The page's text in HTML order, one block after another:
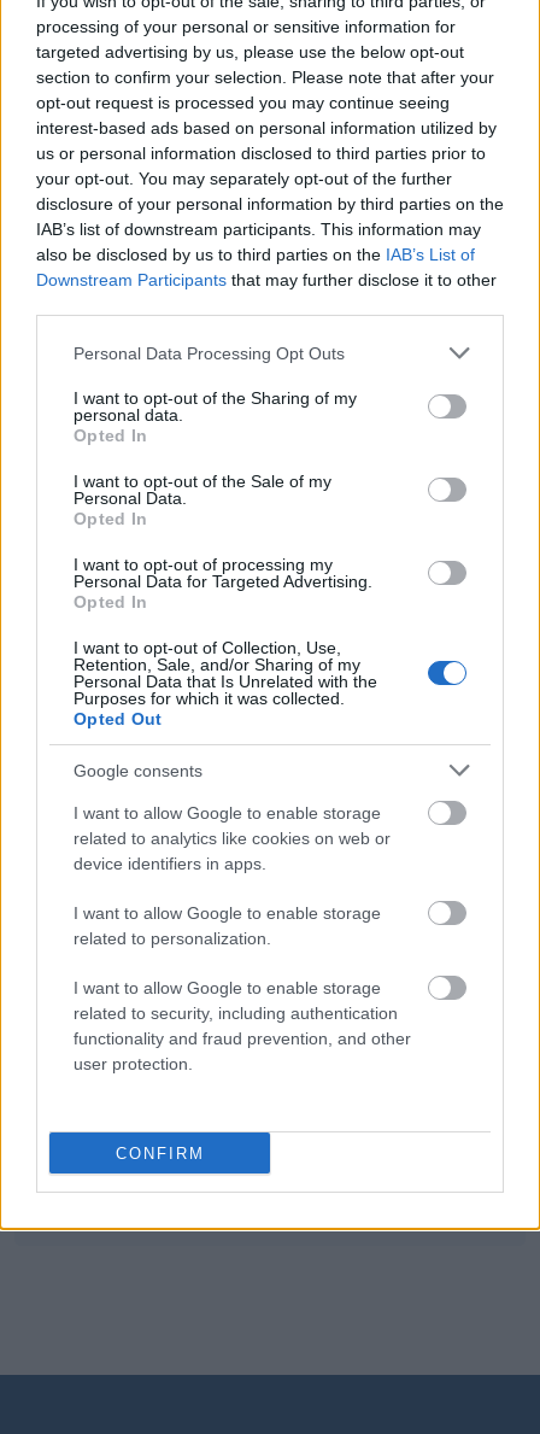
processing of your personal or sensitive information for
targeted advertising by us, please use the below opt-out
section to confirm your selection. Please note that after your
opt-out request is processed you may continue seeing
interest-based ads based on personal information utilized by
us or personal information disclosed to third parties prior to
your opt-out. You may separately opt-out of the further
disclosure of your personal information by third parties on the
IAB’s list of downstream participants. This information may
also be disclosed by us to third parties on the IAB’s List of
Downstream Participants that may further disclose it to other
Please note that this website/app uses one or more Google
not limited to your visit or usage behaviour. You may click to
grant or deny consent to Google and its third-party tags to
use your data for below specified purposes in below Google
consent section.
Personal Data Processing Opt Outs
I want to opt-out of the Sharing of my
personal data.
Opted In
I want to opt-out of the Sale of my
Personal Data.
Opted In
I want to opt-out of processing my
Personal Data for Targeted Advertising.
Opted In
I want to opt-out of Collection, Use,
Retention, Sale, and/or Sharing of my
Personal Data that Is Unrelated with the
Purposes for which it was collected.
Opted Out
Google consents
I want to allow Google to enable storage
related to analytics like cookies on web or
device identifiers in apps.
I want to allow Google to enable storage
related to personalization.
I want to allow Google to enable storage
related to security, including authentication
functionality and fraud prevention, and other
user protection.
CONFIRM
SPRAWDŹ
Często sprawdzane
Czy stawiać przecinek?
Kiedytego Apolla, kiedytego Apollona , kiedy tego Apollo,
czyli jeszcze o odmianie imieniaApollo
Zwracanie się do własnego dziadka
— Pochodzenie wyrazuludzik
— O formie
Mogą Cię zainteresować również hasła
opus
hrabia
laryngolog
supletywizm
kłuć